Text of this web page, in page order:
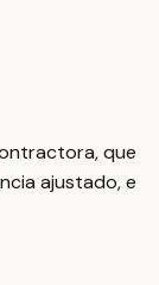
que
ajustado, e